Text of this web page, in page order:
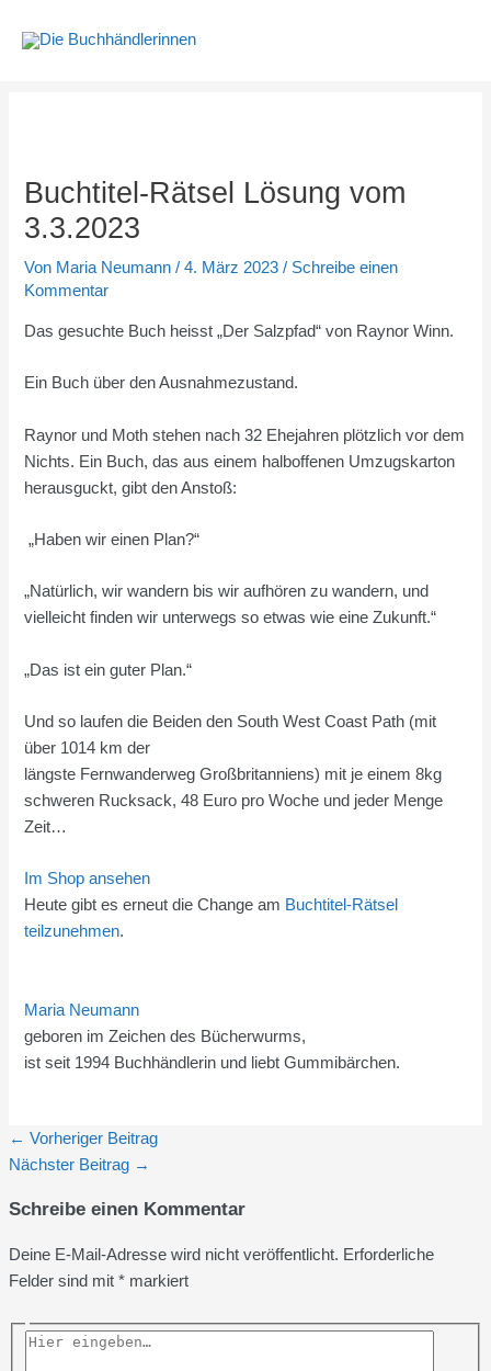
Inhalt
Buchtitel-Rätsel Lösung vom
3.3.2023
Von Maria Neumann/4. März 2023/ Schreibe einen
Kommentar
Das gesuchte Buch heisst „Der Salzpfad“ von Raynor Winn.
Ein Buch über den Ausnahmezustand.
Raynor und Moth stehen nach 32 Ehejahren plötzlich vor dem
Nichts. Ein Buch, das aus einem halboffenen Umzugskarton
herausguckt, gibt den Anstoß:
„Haben wir einen Plan?“
„Natürlich, wir wandern bis wir aufhören zu wandern, und
vielleicht finden wir unterwegs so etwas wie eine Zukunft.“
„Das ist ein guter Plan.“
Und so laufen die Beiden den South West Coast Path (mit
über 1014 km der
längste Fernwanderweg Großbritanniens) mit je einem 8kg
schweren Rucksack, 48 Euro pro Woche und jeder Menge
Zeit…
Im Shop ansehen
Heute gibt es erneut die Change am Buchtitel-Rätsel
teilzunehmen.
Maria Neumann
geboren im Zeichen des Bücherwurms,
ist seit 1994 Buchhändlerin und liebt Gummibärchen.
← Vorheriger Beitrag
Nächster Beitrag →
Schreibe einen Kommentar
Deine E-Mail-Adresse wird nicht veröffentlicht. Erforderliche
Felder sind mit *markiert
Hier